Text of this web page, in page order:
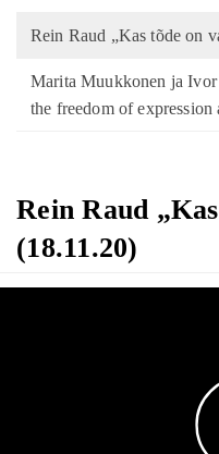
Rein Raud „Kas tõde on
Marita Muukkonen ja Ivor
the freedom of
Rein Raud
(18.11.20)